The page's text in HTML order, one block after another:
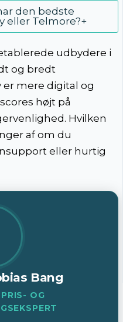
den bedste
eller Telmore?+
udbydere i
og bredt
er mere digital og
højt på
Hvilken
af om du
eller hurtig
Bang
OG